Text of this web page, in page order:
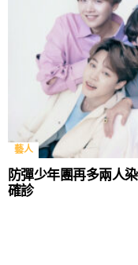
藝人
防彈少年團再多兩人
確診